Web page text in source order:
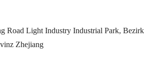
Road Light Industry Industrial Park, Bezirk
Zhejiang